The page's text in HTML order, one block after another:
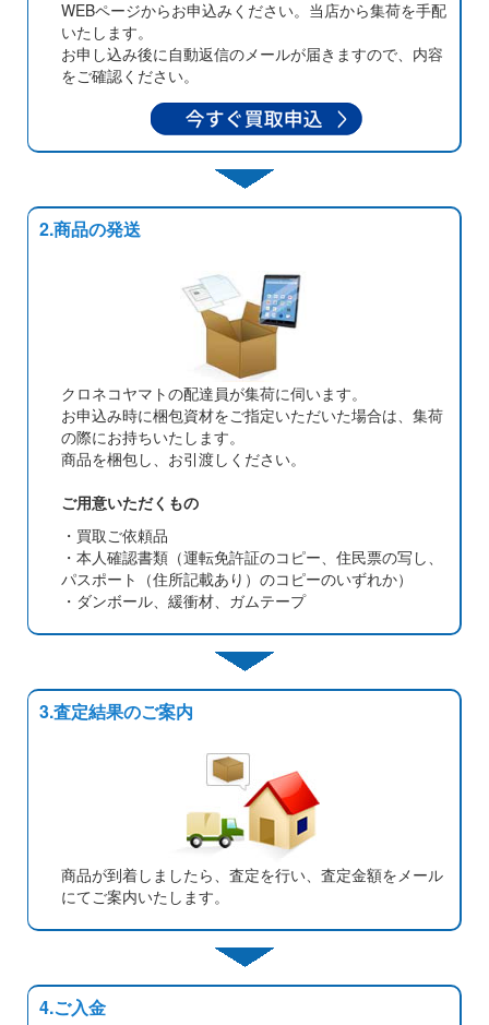
WEBページからお申込みください。当店から集荷を手配
いたします。
お申し込み後に自動返信のメールが届きますので、内容
をご確認ください。
2.商品の発送
クロネコヤマトの配達員が集荷に伺います。
お申込み時に梱包資材をご指定いただいた場合は、集荷
の際にお持ちいたします。
商品を梱包し、お引渡しください。
ご用意いただくもの
・買取ご依頼品
・本人確認書類（運転免許証のコピー、住民票の写し、
パスポート（住所記載あり）のコピーのいずれか）
・ダンボール、緩衝材、ガムテープ
3.査定結果のご案内
商品が到着しましたら、査定を行い、査定金額をメール
にてご案内いたします。
4.ご入金